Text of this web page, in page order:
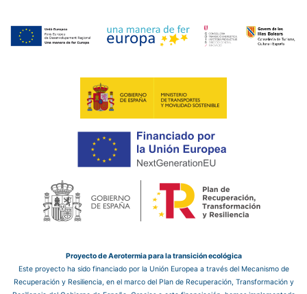
Proyecto de Aerotermia para la transición ecológica
Este proyecto ha sido financiado por la Unión Europea a través del Mecanismo de
Recuperación y Resiliencia, en el marco del Plan de Recuperación, Transformación y